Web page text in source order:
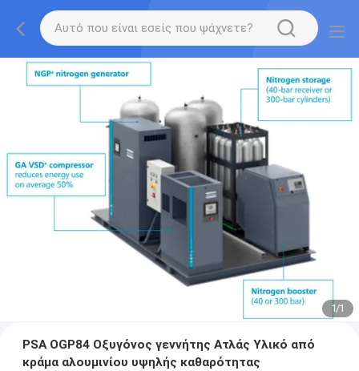
1/1
PSA OGP84 Οξυγόνος γεννήτης Ατλάς Υλικό από
κράμα αλουμινίου υψηλής καθαρότητας